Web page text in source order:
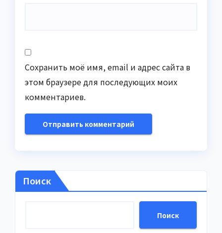
Сохранить моё имя, email и адрес сайта в
этом браузере для последующих моих
комментариев.
Поиск
Поиск